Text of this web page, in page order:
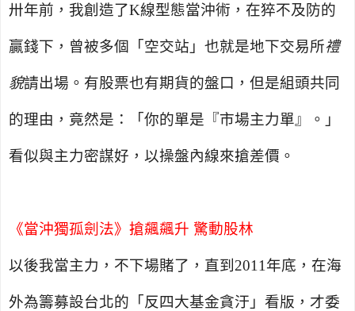
卅年前，我創造了K線型態當沖術，在猝不及防的
贏錢下，曾被多個「空交站」也就是地下交易所禮
貌請出場。有股票也有期貨的盤口，但是組頭共同
的理由，竟然是：「你的單是『市場主力單』。」
看似與主力密謀好，以操盤內線來搶差價。
《當沖獨孤劍法》搶飆飆升 驚動股林
以後我當主力，不下場賭了，直到 2011年底，在海
外為籌募設台北的「反四大基金貪汙」看版，才委